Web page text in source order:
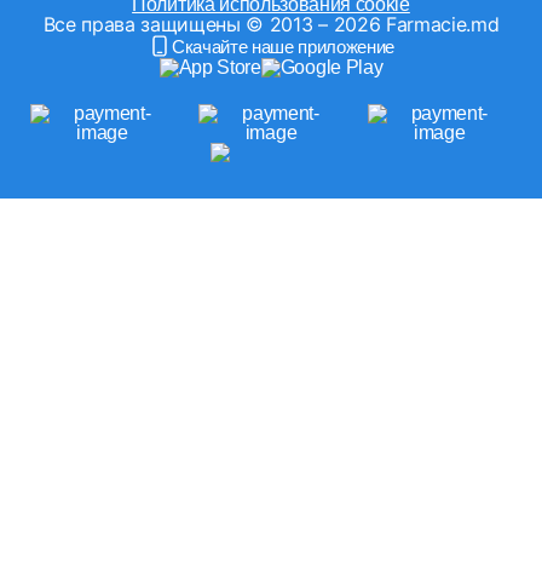
Все права защищены © 2013 – 2026 Farmacie.md
Скачайте наше приложение
Политика использования cookie